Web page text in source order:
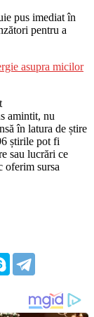
pus imediat în
pentru a
asupra micilor
amintit, nu
în latura de știre
știrile pot fi
sau lucrări ce
oferim sursa